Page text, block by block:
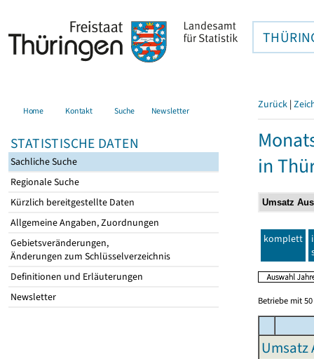
Home Kontakt Suche Newsletter
STATISTISCHE DATEN
Sachliche Suche
Regionale Suche
Kürzlich bereitgestellte Daten
Allgemeine Angaben, Zuordnungen
Gebietsveränderungen,
Änderungen zum Schlüsselverzeichnis
Definitionen und Erläuterungen
Newsletter
Zurück |
in
komplett
Betriebe mit
Umsatz